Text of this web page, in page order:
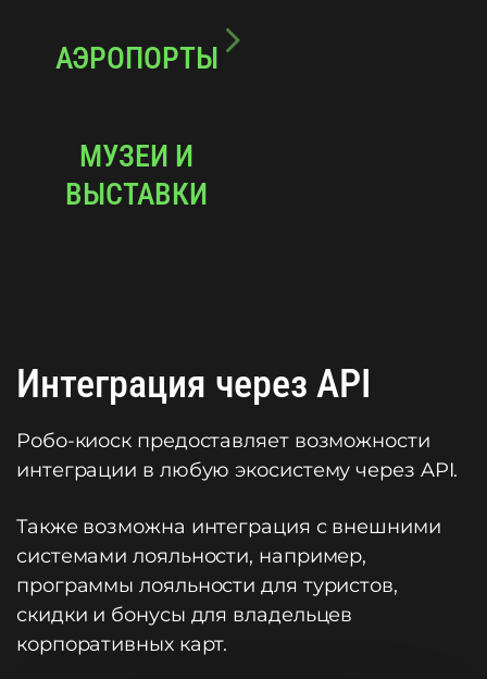
АЭРОПОРТЫ
МУЗЕИ И
ВЫСТАВКИ
Интеграция через API
Робо-киоск предоставляет возможности
интеграции в любую экосистему через API.
Также возможна интеграция с внешними
системами лояльности, например,
программы лояльности для туристов,
скидки и бонусы для владельцев
корпоративных карт.